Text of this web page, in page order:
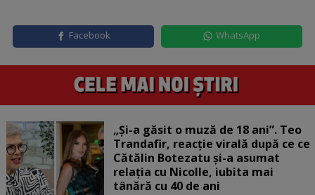
Facebook WhatsApp
„Și-a găsit o muză de 18 ani”. Teo
Trandafir, reacție virală după ce ce
Cătălin Botezatu și-a asumat
relația cu Nicolle, iubita mai
tânără cu 40 de ani